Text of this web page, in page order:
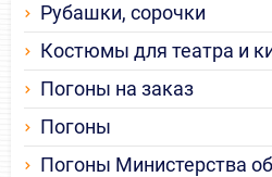
Рубашки, сорочки
Костюмы для театра и
Погоны на заказ
Погоны
Погоны Министерства